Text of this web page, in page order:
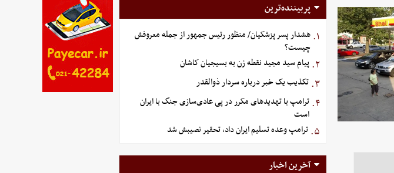
پربیننده‌ترین
۱. هشدار پسر پزشکیان/ منظور رئیس جمهور از جمله معروفش
چیست؟
۲. پیام سید مجید نقطه زن به بسیجیان کاشان
۳. تکذیب یک خبر درباره سردار ذوالقدر
۴. ترامپ با تهدیدهای مکرر در پی عادی‌سازی جنگ با ایران
است
۵. ترامپ وعده تسلیم ایران داد، تحقیر نصیبش شد
آخرین اخبار